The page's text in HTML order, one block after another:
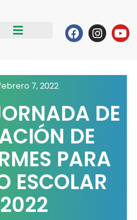
Facebook
7, 2022
DE
DE
PARA
ESCOLAR
2022